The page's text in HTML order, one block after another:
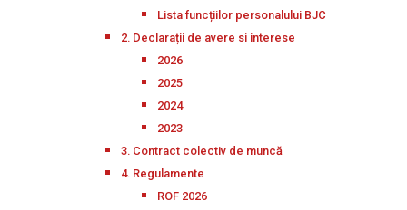
Lista funcțiilor personalului BJC
2. Declarații de avere si interese
2026
2025
2024
2023
3. Contract colectiv de muncă
4. Regulamente
ROF 2026